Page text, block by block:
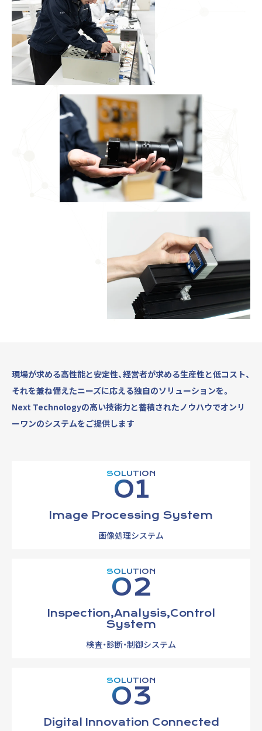
現場が求める高性能と安定性、経営者が求める生産性と低コスト、
それを兼ね備えたニーズに応える独自のソリューションを。
Next Technologyの高い技術力と蓄積されたノウハウでオンリ
ーワンのシステムをご提供します
SOLUTION
01
Image Processing System
画像処理システム
SOLUTION
02
Inspection,Analysis,Control
System
検査・診断・制御システム
SOLUTION
03
Digital Innovation Connected